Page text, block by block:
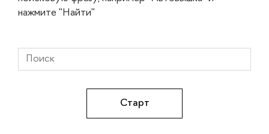
нажмите "Найти"